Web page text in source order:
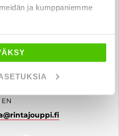
ja kumppaniemme
@rintajouppi.fi